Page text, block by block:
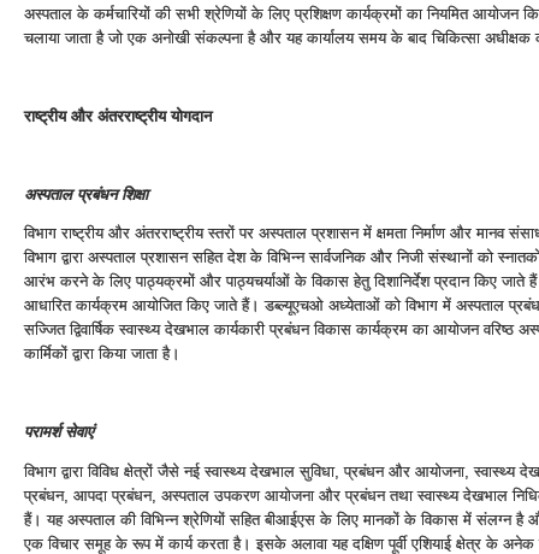
अस्‍पताल के कर्मच‍ारियों की सभी श्रेणियों के लिए प्रशिक्षण कार्यक्रमों का नियमित आयोजन
चलाया जाता है जो एक अनोखी संकल्‍पना है और यह कार्यालय समय के बाद चिकित्‍सा अधीक्षक
राष्‍ट्रीय और अंतरराष्‍ट्रीय योगदान
अस्‍पताल प्रबंधन शिक्षा
विभाग राष्‍ट्रीय और अंतरराष्‍ट्रीय स्‍तरों पर अस्‍पताल प्रशासन में क्षमता निर्माण और
विभाग द्वारा अस्‍पताल प्रशासन सहित देश के विभिन्‍न सार्वजनिक और निजी संस्‍थानों को
आरंभ करने के लिए पाठ्यक्रमों और पाठ्यचर्याओं के विकास हेतु दिशानिर्देश प्रदान किए
आधारित कार्यक्रम आयोजित किए जाते हैं। डब्‍ल्‍यूएचओ अध्‍येताओं को विभाग में अस्‍पताल
सज्जित द्विवार्षिक स्‍वास्‍थ्‍य देखभाल कार्यकारी प्रबंधन विकास कार्यक्रम का आयोजन
कार्मिकों द्वारा किया जाता है।
परामर्श सेवाएं
विभाग द्वारा विविध क्षेत्रों जैसे नई स्‍वास्‍थ्‍य देखभाल सुविधा, प्रबंधन और आयोजना,
प्रबंधन, आपदा प्रबंधन, अस्‍पताल उपकरण आयोजना और प्रबंधन तथा स्‍वास्‍थ्‍य देखभाल
हैं। यह अस्‍पताल की विभिन्‍न श्रेणियों सहित बीआईएस के लिए मानकों के विकास में संलग्‍न है
एक विचार समूह के रूप में कार्य करता है। इसके अलावा यह दक्षिण पूर्वी एशियाई क्षेत्र के अनेक